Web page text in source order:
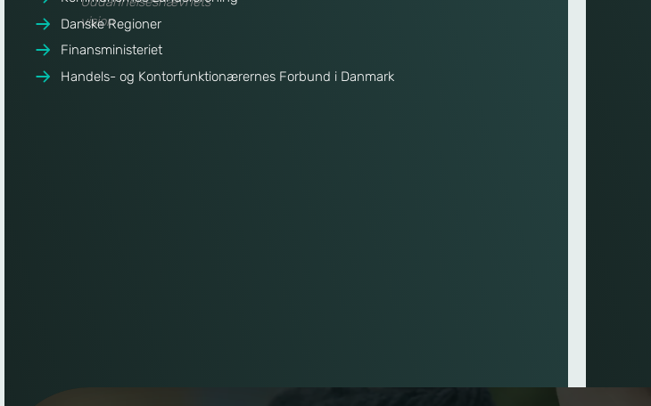
vision
Danske Regioner
Finansministeriet
Handels- og Kontorfunktionærernes Forbund i Danmark